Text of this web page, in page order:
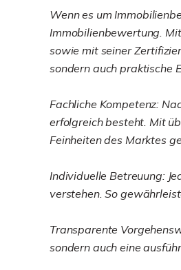
Wenn es um
Immobilienbewertung.
sowie mit seiner
sondern auch praktische
Fachliche Kompetenz:
erfolgreich besteht. Mit
Feinheiten des Marktes
Individuelle Betreuung:
verstehen. So
Transparente
sondern auch eine